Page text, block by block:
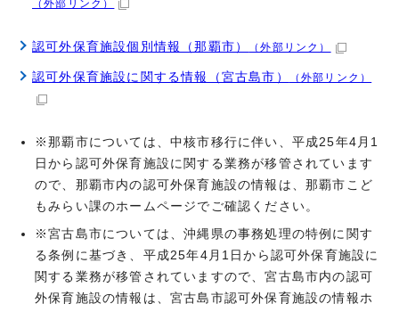
（外部リンク）
認可外保育施設個別情報（那覇市） （外部リンク）
認可外保育施設に関する情報（宮古島市） （外部リンク）
※那覇市については、中核市移行に伴い、平成25年4月1
日から認可外保育施設に関する業務が移管されています
ので、那覇市内の認可外保育施設の情報は、那覇市こど
もみらい課のホームページでご確認ください。
※宮古島市については、沖縄県の事務処理の特例に関す
る条例に基づき、平成25年4月1日から認可外保育施設に
関する業務が移管されていますので、宮古島市内の認可
外保育施設の情報は、宮古島市認可外保育施設の情報ホ